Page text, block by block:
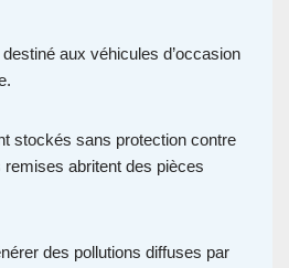
aux véhicules d’occasion
stockés sans protection contre
abritent des pièces
des pollutions diffuses par